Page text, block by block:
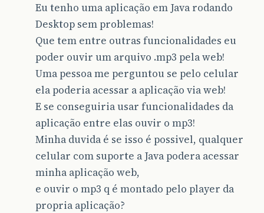
Eu tenho uma aplicação em Java rodando
Desktop sem problemas!
Que tem entre outras funcionalidades eu
poder ouvir um arquivo .mp3 pela web!
Uma pessoa me perguntou se pelo celular
ela poderia acessar a aplicação via web!
E se conseguiria usar funcionalidades da
aplicação entre elas ouvir o mp3!
Minha duvida é se isso é possivel, qualquer
celular com suporte a Java podera acessar
minha aplicação web,
e ouvir o mp3 q é montado pelo player da
propria aplicação?